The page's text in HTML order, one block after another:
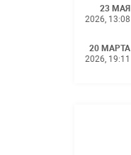
23 МАЯ
2026, 13:08
20 МАРТА
2026, 19:11